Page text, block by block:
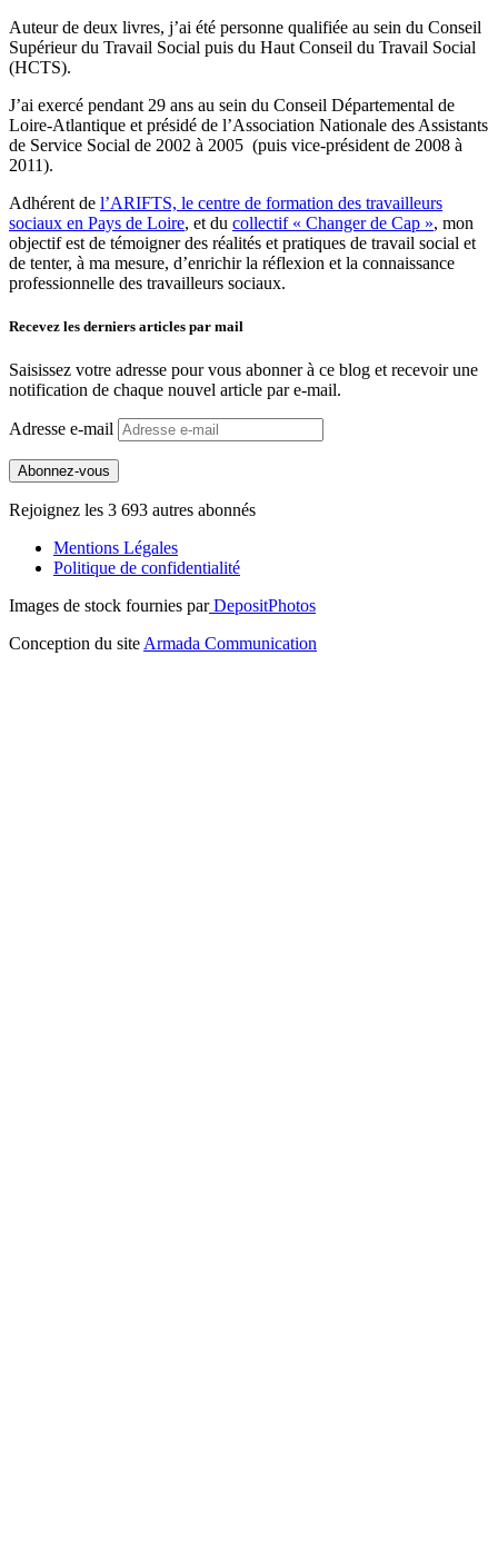
Auteur de deux livres, j’ai été personne qualifiée au sein du Conseil
Supérieur du Travail Social puis du Haut Conseil du Travail Social
(HCTS).
J’ai exercé pendant 29 ans au sein du Conseil Départemental de
Loire-Atlantique et présidé de l’Association Nationale des Assistants
de Service Social de 2002 à 2005 (puis vice-président de 2008 à
2011).
Adhérent de l’ARIFTS, le centre de formation des travailleurs
sociaux en Pays de Loire, et du collectif « Changer de Cap », mon
objectif est de témoigner des réalités et pratiques de travail social et
de tenter, à ma mesure, d’enrichir la réflexion et la connaissance
professionnelle des travailleurs sociaux.
Recevez les derniers articles par mail
Saisissez votre adresse pour vous abonner à ce blog et recevoir une
notification de chaque nouvel article par e-mail.
Adresse e-mail
Abonnez-vous
Rejoignez les 3 693 autres abonnés
Mentions Légales
Politique de confidentialité
Images de stock fournies parDepositPhotos
Conception du site Armada Communication